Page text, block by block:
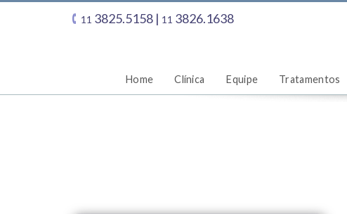
11 3825.5158 | 11 3826.1638
Home Clínica Equipe Tratamentos